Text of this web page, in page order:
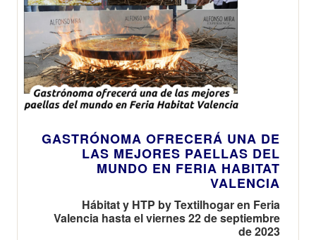
GASTRÓNOMA OFRECERÁ UNA DE
LAS MEJORES PAELLAS DEL
MUNDO EN FERIA HABITAT
VALENCIA
Hábitat y HTP by Textilhogar en Feria
Valencia hasta el viernes 22 de septiembre
de 2023